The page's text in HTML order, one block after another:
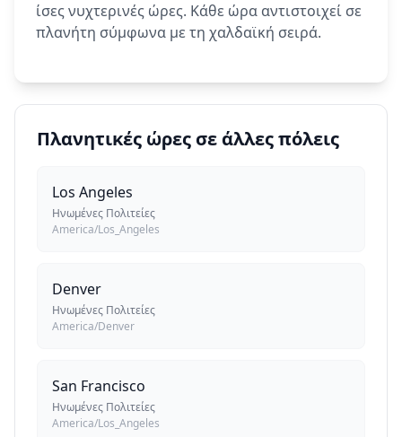
ίσες νυχτερινές ώρες. Κάθε ώρα αντιστοιχεί σε
πλανήτη σύμφωνα με τη χαλδαϊκή σειρά.
Πλανητικές ώρες σε άλλες πόλεις
Los Angeles
Ηνωμένες Πολιτείες
America/Los_Angeles
Denver
Ηνωμένες Πολιτείες
America/Denver
San Francisco
Ηνωμένες Πολιτείες
America/Los_Angeles